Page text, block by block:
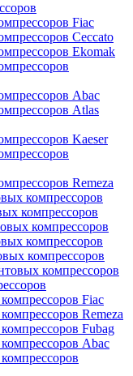
Fiac
Ceccato
Ekomak
Abac
Atlas
Kaeser
Remeza
компрессоров
компрессоров
компрессоров
компрессоров
компрессоров
компрессоров
Fiac
Remeza
Fubag
Abac